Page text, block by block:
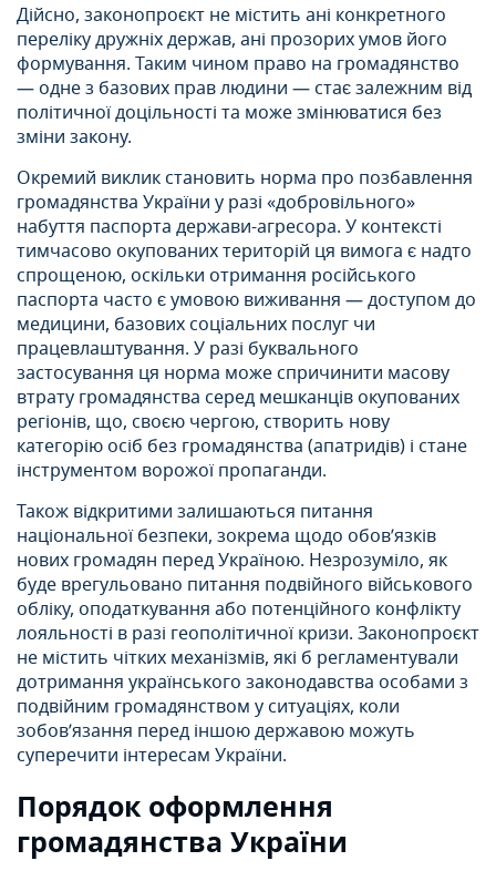
Дійсно, законопроєкт не містить ані конкретного
переліку дружніх держав, ані прозорих умов його
формування. Таким чином право на громадянство
— одне з базових прав людини — стає залежним від
політичної доцільності та може змінюватися без
зміни закону.
Окремий виклик становить норма про позбавлення
громадянства України у разі «добровільного»
набуття паспорта держави-агресора. У контексті
тимчасово окупованих територій ця вимога є надто
спрощеною, оскільки отримання російського
паспорта часто є умовою виживання — доступом до
медицини, базових соціальних послуг чи
працевлаштування. У разі буквального
застосування ця норма може спричинити масову
втрату громадянства серед мешканців окупованих
регіонів, що, своєю чергою, створить нову
категорію осіб без громадянства (апатридів) і стане
інструментом ворожої пропаганди.
Також відкритими залишаються питання
національної безпеки, зокрема щодо обов’язків
нових громадян перед Україною. Незрозуміло, як
буде врегульовано питання подвійного військового
обліку, оподаткування або потенційного конфлікту
лояльності в разі геополітичної кризи. Законопроєкт
не містить чітких механізмів, які б регламентували
дотримання українського законодавства особами з
подвійним громадянством у ситуаціях, коли
зобов’язання перед іншою державою можуть
суперечити інтересам України.
Порядок оформлення
громадянства України